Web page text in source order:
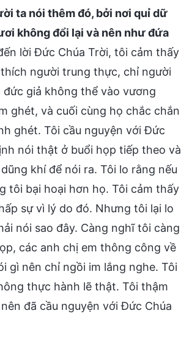
ta nói thêm đó, bởi nơi quỉ dữ
không đổi lại và nên như đứa
lời Đức Chúa Trời, tôi cảm thấy
người trung thực, chỉ người
giả không thể vào vương
ghét, và cuối cùng họ chắc chắn
ghét. Tôi cầu nguyện với Đức
nói thật ở buổi họp tiếp theo và
khí để nói ra. Tôi lo rằng nếu
tôi bại hoại hơn họ. Tôi cảm thấy
sự vì lý do đó. Nhưng tôi lại lo
nói sao đây. Càng nghĩ tôi càng
các anh chị em thông công về
gì nên chỉ ngồi im lắng nghe. Tôi
thực hành lẽ thật. Tôi thậm
đã cầu nguyện với Đức Chúa